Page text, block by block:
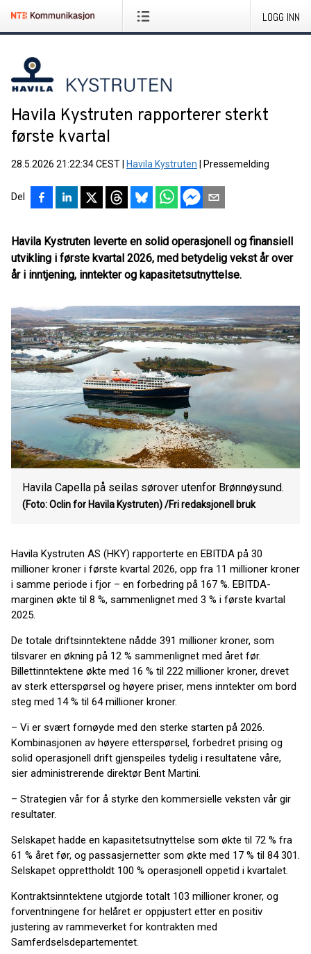
LOGG INN
Havila Kystruten rapporterer sterkt
første kvartal
28.5.2026 21:22:34 CEST Havila Kystruten Pressemelding
Del
Havila Kystruten leverte en solid operasjonell og finansiell
utvikling i første kvartal 2026, med betydelig vekst år over
år i inntjening, inntekter og kapasitetsutnyttelse.
Havila Capella på seilas sørover utenfor Brønnøysund.
(Foto: Oclin for Havila Kystruten)/Fri redaksjonell bruk
Havila Kystruten AS (HKY) rapporterte en EBITDA på 30
millioner kroner i første kvartal 2026, opp fra 11 millioner kroner
i samme periode i fjor – en forbedring på 167 %. EBITDA-
marginen økte til 8 %, sammenlignet med 3 % i første kvartal
2025.
De totale driftsinntektene nådde 391 millioner kroner, som
tilsvarer en økning på 12 % sammenlignet med året før.
Billettinntektene økte med 16 % til 222 millioner kroner, drevet
av sterk etterspørsel og høyere priser, mens inntekter om bord
steg med 14 % til 64 millioner kroner.
– Vi er svært fornøyde med den sterke starten på 2026.
Kombinasjonen av høyere etterspørsel, forbedret prising og
solid operasjonell drift gjenspeiles tydelig i resultatene våre,
sier administrerende direktør Bent Martini.
– Strategien vår for å styrke den kommersielle veksten vår gir
resultater.
Selskapet hadde en kapasitetsutnyttelse som økte til 72 % fra
61 % året før, og passasjernetter som økte med 17 % til 84 301.
Selskapet opprettholdt 100 % operasjonell oppetid i kvartalet.
Kontraktsinntektene utgjorde totalt 103 millioner kroner, og
forventningene for helåret er oppjustert etter en positiv
justering av rammeverket for kontrakten med
Samferdselsdepartementet.